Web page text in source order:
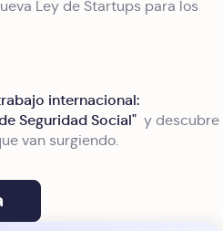
Ley de Startups para los
internacional:
Seguridad Social" y descubre
van surgiendo.